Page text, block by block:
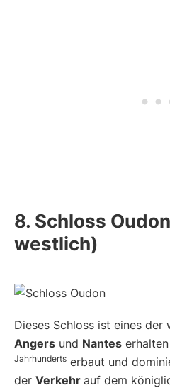
8. Schloss
westlich)
Dieses Schloss ist eines der
Angers und Nantes
Jahrhunderts erbaut und
der Verkehr auf dem